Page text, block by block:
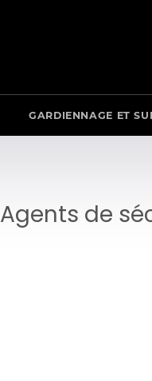
GARDIENNAGE ET
Agents de